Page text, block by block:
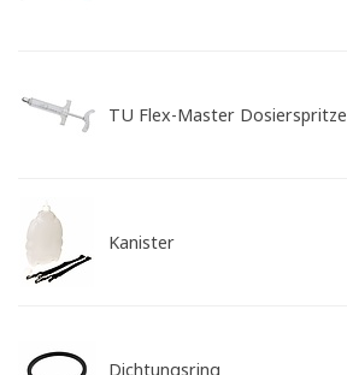
TU Flex-Master Dosierspritze
Kanister
Dichtungsring